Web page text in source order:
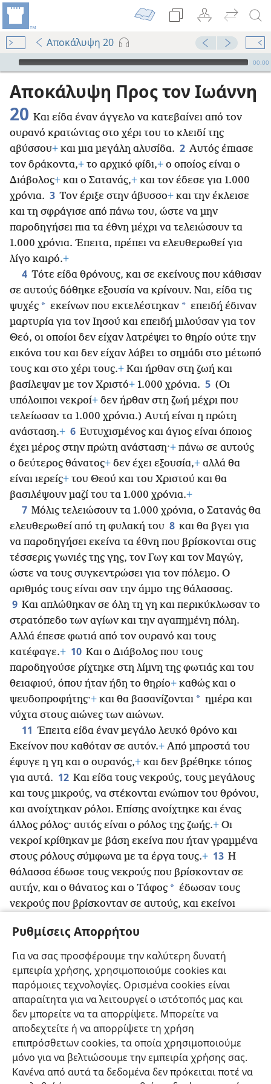
Ρυθμίσεις Απορρήτου
Για να σας προσφέρουμε την καλύτερη δυνατή
εμπειρία χρήσης, χρησιμοποιούμε cookies και
παρόμοιες τεχνολογίες. Ορισμένα cookies είναι
απαραίτητα για να λειτουργεί ο ιστότοπός μας και
δεν μπορείτε να τα απορρίψετε. Μπορείτε να
αποδεχτείτε ή να απορρίψετε τη χρήση
επιπρόσθετων cookies, τα οποία χρησιμοποιούμε
μόνο για να βελτιώσουμε την εμπειρία χρήσης σας.
Κανένα από αυτά τα δεδομένα δεν πρόκειται ποτέ να
Αποκάλυψη 20
Audio Player
00:00
Αποκάλυψη Προς τον Ιωάννη
20 Και είδα έναν άγγελο να κατεβαίνει από τον
ουρανό κρατώντας στο χέρι του το κλειδί της
αβύσσου+ και μια μεγάλη αλυσίδα. 2 Αυτός έπιασε
τον δράκοντα,+ το αρχικό φίδι,+ ο οποίος είναι ο
Διάβολος+ και ο Σατανάς,+ και τον έδεσε για 1.000
χρόνια. 3 Τον έριξε στην άβυσσο+ και την έκλεισε
και τη σφράγισε από πάνω του, ώστε να μην
παροδηγήσει πια τα έθνη μέχρι να τελειώσουν τα
1.000 χρόνια. Έπειτα, πρέπει να ελευθερωθεί για
λίγο καιρό.+
4 Τότε είδα θρόνους, και σε εκείνους που κάθισαν
σε αυτούς δόθηκε εξουσία να κρίνουν. Ναι, είδα τις
ψυχές * εκείνων που εκτελέστηκαν * επειδή έδιναν
μαρτυρία για τον Ιησού και επειδή μιλούσαν για τον
Θεό, οι οποίοι δεν είχαν λατρέψει το θηρίο ούτε την
εικόνα του και δεν είχαν λάβει το σημάδι στο μέτωπό
τους και στο χέρι τους.+ Και ήρθαν στη ζωή και
βασίλεψαν με τον Χριστό+ 1.000 χρόνια. 5 (Οι
υπόλοιποι νεκροί+ δεν ήρθαν στη ζωή μέχρι που
τελείωσαν τα 1.000 χρόνια.) Αυτή είναι η πρώτη
ανάσταση.+ 6 Ευτυχισμένος και άγιος είναι όποιος
έχει μέρος στην πρώτη ανάσταση·+ πάνω σε αυτούς
ο δεύτερος θάνατος+ δεν έχει εξουσία,+ αλλά θα
είναι ιερείς+ του Θεού και του Χριστού και θα
βασιλέψουν μαζί του τα 1.000 χρόνια.+
7 Μόλις τελειώσουν τα 1.000 χρόνια, ο Σατανάς θα
ελευθερωθεί από τη φυλακή του 8 και θα βγει για
να παροδηγήσει εκείνα τα έθνη που βρίσκονται στις
τέσσερις γωνιές της γης, τον Γωγ και τον Μαγώγ,
ώστε να τους συγκεντρώσει για τον πόλεμο. Ο
αριθμός τους είναι σαν την άμμο της θάλασσας.
9 Και απλώθηκαν σε όλη τη γη και περικύκλωσαν το
στρατόπεδο των αγίων και την αγαπημένη πόλη.
Αλλά έπεσε φωτιά από τον ουρανό και τους
κατέφαγε.+ 10 Και ο Διάβολος που τους
παροδηγούσε ρίχτηκε στη λίμνη της φωτιάς και του
θειαφιού, όπου ήταν ήδη το θηρίο+ καθώς και ο
ψευδοπροφήτης·+ και θα βασανίζονται * ημέρα και
νύχτα στους αιώνες των αιώνων.
11 Έπειτα είδα έναν μεγάλο λευκό θρόνο και
Εκείνον που καθόταν σε αυτόν.+ Από μπροστά του
έφυγε η γη και ο ουρανός,+ και δεν βρέθηκε τόπος
για αυτά. 12 Και είδα τους νεκρούς, τους μεγάλους
και τους μικρούς, να στέκονται ενώπιον του θρόνου,
και ανοίχτηκαν ρόλοι. Επίσης ανοίχτηκε και ένας
άλλος ρόλος· αυτός είναι ο ρόλος της ζωής.+ Οι
νεκροί κρίθηκαν με βάση εκείνα που ήταν γραμμένα
στους ρόλους σύμφωνα με τα έργα τους.+ 13 Η
θάλασσα έδωσε τους νεκρούς που βρίσκονταν σε
αυτήν, και ο θάνατος και ο Τάφος * έδωσαν τους
νεκρούς που βρίσκονταν σε αυτούς, και εκείνοι
14 Τότε ο θάνατος και ο Τάφος
λίμνη της φωτιάς. +Αυτός είναι ο δεύτερος
θάνατος, +η λίμνη της φωτιάς.+ 15 Επιπλέον, όποιος
δεν βρέθηκε γραμμένος στο βιβλίο της ζωής+
ρίχτηκε στη λίμνη της φωτιάς.+
Ελληνική Κοινή Χρήση Προτιμήσεις
Copyright© 2026 Watch Tower Bible and Tract Society of Pennsylvania